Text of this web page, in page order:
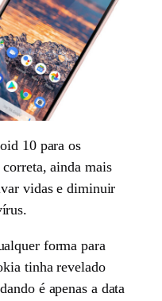
10 para os
ainda mais
vidas e diminuir
forma para
tinha revelado
é apenas a data